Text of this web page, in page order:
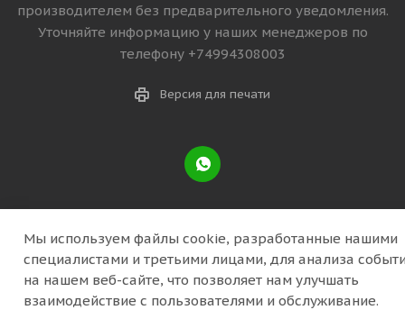
производителем без предварительного уведомления.
Уточняйте информацию у наших менеджеров по
телефону +74994308003
Версия для печати
Мы используем файлы cookie, разработанные нашими
специалистами и третьими лицами, для анализа
на нашем веб-сайте, что позволяет нам улучшать
взаимодействие с пользователями и обслуживание.